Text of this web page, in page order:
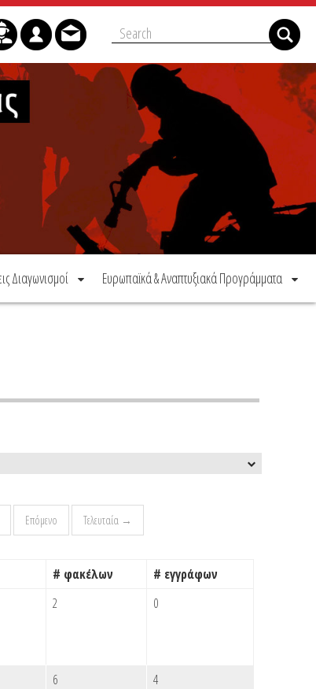
Διαγωνισμοί Ευρωπαϊκά & Αναπτυξιακά Προγράμματα
Επόμενο Τελευταία →
# φακέλων # εγγράφων
2 0
6 4